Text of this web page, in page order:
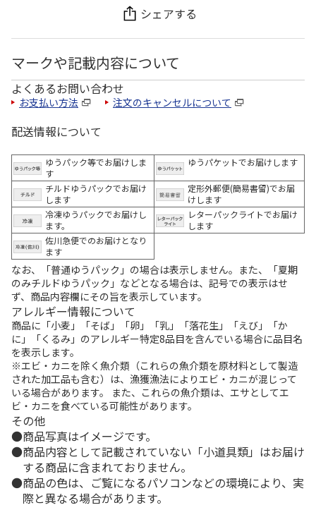
シェアする
マークや記載内容について
よくあるお問い合わせ
お支払い方法 注文のキャンセルについて
配送情報について
ゆうパック等でお届けしま
す
ゆうパケットでお届けします
チルドゆうパックでお届け
します
定形外郵便(簡易書留)でお届
けします
冷凍ゆうパックでお届けし
ます。
レターパックライトでお届け
します
佐川急便でのお届けとなり
ます
なお、「普通ゆうパック」の場合は表示しません。また、「夏期
のみチルドゆうパック」などとなる場合は、記号での表示はせ
ず、商品内容欄にその旨を表示しています。
アレルギー情報について
商品に「小麦」「そば」「卵」「乳」「落花生」「えび」「か
に」「くるみ」のアレルギー特定8品目を含んでいる場合に品目名
を表示します。
※エビ・カニを除く魚介類（これらの魚介類を原材料として製造
された加工品も含む）は、漁獲漁法によりエビ・カニが混じって
いる場合があります。 また、これらの魚介類は、エサとしてエ
ビ・カニを食べている可能性があります。
その他
商品写真はイメージです。
商品内容として記載されていない「小道具類」はお届け
する商品に含まれておりません。
商品の色は、ご覧になるパソコンなどの環境により、実
際と異なる場合があります。